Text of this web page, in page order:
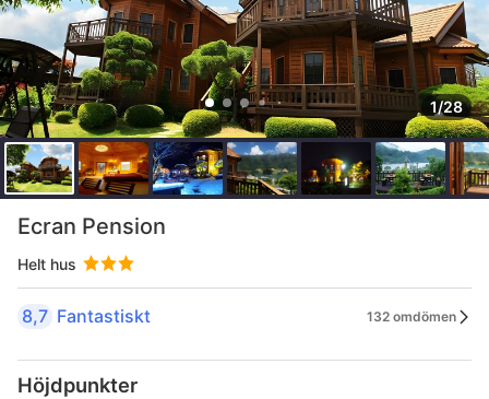
1/28
Ecran Pension
Helt hus
8,7 Fantastiskt 132 omdömen
Höjdpunkter